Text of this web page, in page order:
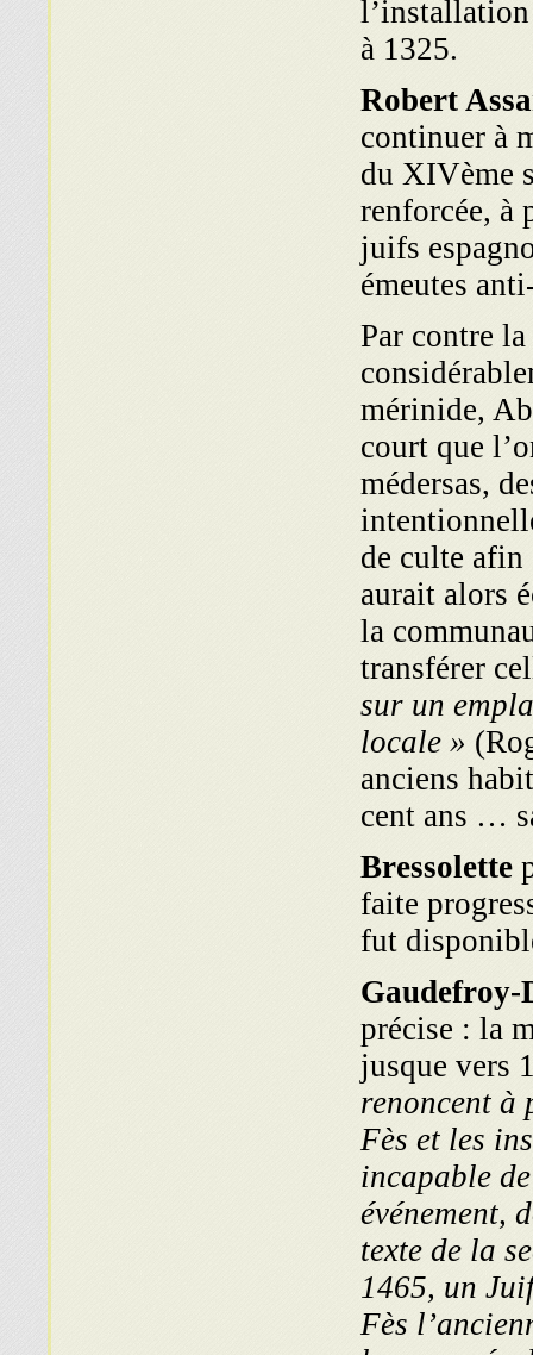
à 1325.
Robert
continuer à
du XIVème
renforcée, à
juifs
émeutes
Par contre
mérinide,
court que
médersas,
de culte afin
aurait alors
la
transférer
sur un
locale »
anciens
cent ans …
Bressolette
faite
fut
Gaudefroy-
précise : la
jusque vers
renoncent à
Fès et les
incapable
événement,
texte de la
1465, un
Fès